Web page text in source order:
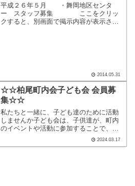
平成２６年５月 ・舞岡地区センタ
ー スタッフ募集 ここをクリッ
クすると、別画面で掲示内容が表示され
2014.05.31
☆☆柏尾町内会子ども会 会員募
集☆☆
私たちと一緒に、子ども達のために活動
しませんか子ども会は、子供達が、町内
のイベントや活動に参加することで、地
域の人に才能を認められたり、 感謝され
たりしながら成長していくことをサポー
2024.03.17